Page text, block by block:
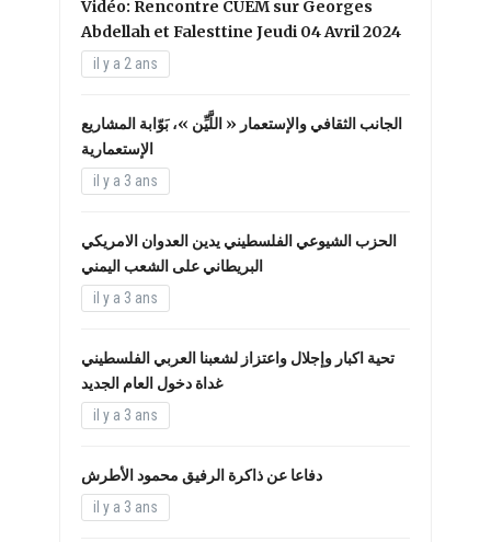
Vidéo: Rencontre CUEM sur Georges
Abdellah et Falesttine Jeudi 04 Avril 2024
il y a 2 ans
الجانب الثقافي والإستعمار « اللَّيِّن »، بَوّابة المشاريع
الإستعمارية
il y a 3 ans
الحزب الشيوعي الفلسطيني يدين العدوان الامريكي
البريطاني على الشعب اليمني
il y a 3 ans
تحية اكبار وإجلال واعتزاز لشعبنا العربي الفلسطيني
غداة دخول العام الجديد
il y a 3 ans
دفاعا عن ذاكرة الرفيق محمود الأطرش
il y a 3 ans